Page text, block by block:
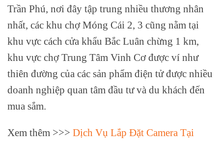
Trần Phú, nơi đây tập trung nhiều thương nhân
nhất, các khu chợ Móng Cái 2, 3 cũng nằm tại
khu vực cách cửa khẩu Bắc Luân chừng 1 km,
khu vực chợ Trung Tâm Vinh Cơ được ví như
thiên đường của các sản phẩm điện tử được nhiều
doanh nghiệp quan tâm đầu tư và du khách đến
mua sắm.
Xem thêm >>> Dịch Vụ Lắp Đặt Camera Tại